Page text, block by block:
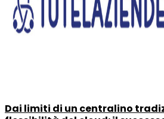
Dai limiti di un centralino